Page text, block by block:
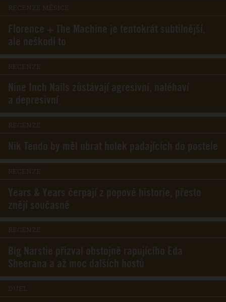
RECENZE MĚSÍCE
Florence + The Machine je tentokrát subtilnější,
ale neškodí to
RECENZE
Nine Inch Nails zůstávají agresivní, naléhaví
a depresivní
RECENZE
Nik Tendo by měl ubrat holek padajících do postele
RECENZE
Years & Years čerpají z popové historie, přesto
znějí současně
RECENZE
Big Narstie přizval obstojně rapujícího Eda
Sheerana a až moc dalších hostů
DUEL